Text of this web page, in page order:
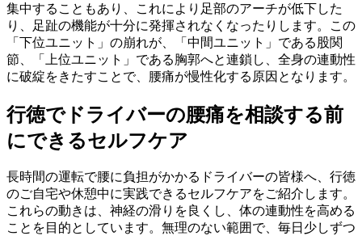
集中することもあり、これにより足部のアーチが低下した
り、足趾の機能が十分に発揮されなくなったりします。この
「下位ユニット」の崩れが、「中間ユニット」である股関
節、「上位ユニット」である胸郭へと連鎖し、全身の連動性
に破綻をきたすことで、腰痛が慢性化する原因となります。
行徳でドライバーの腰痛を相談する前
にできるセルフケア
長時間の運転で腰に負担がかかるドライバーの皆様へ、行徳
のご自宅や休憩中に実践できるセルフケアをご紹介します。
これらの動きは、神経の滑りを良くし、体の連動性を高める
ことを目的としています。無理のない範囲で、毎日少しずつ